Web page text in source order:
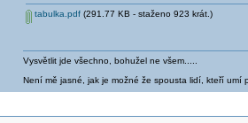
tabulka.pdf(291.77 KB - staženo 923 krát.)
Vysvětlit jde všechno, bohužel ne všem.....
Není mě jasné, jak je možné že spousta lidí, kteří umí